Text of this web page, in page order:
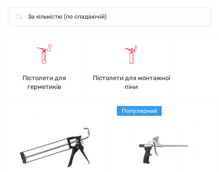
Пістолети для
герметиків
Пістолети для монтажної
піни
Популярний